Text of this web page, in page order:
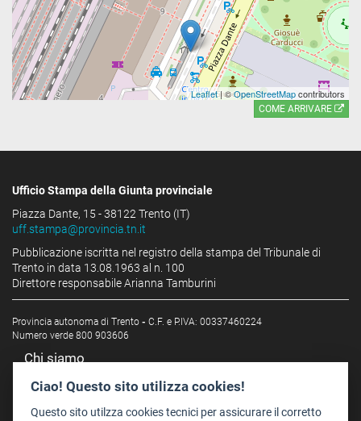
Leaflet| ©OpenStreetMapcontributors
COME ARRIVARE
Ufficio Stampa della Giunta provinciale
Piazza Dante, 15 - 38122 Trento (IT)
uff.stampa@provincia.tn.it
Pubblicazione iscritta nel registro della stampa del Tribunale di
Trento in data 13.08.1963 al n. 100
Direttore responsabile Arianna Tamburini
Provincia autonoma di Trento - C.F. e P.IVA: 00337460224
Numero verde 800 903606
Chi siamo
Redazione
Staff
Ciao! Questo sito utilizza cookies!
Questo sito utilzza cookies tecnici per assicurare il corretto